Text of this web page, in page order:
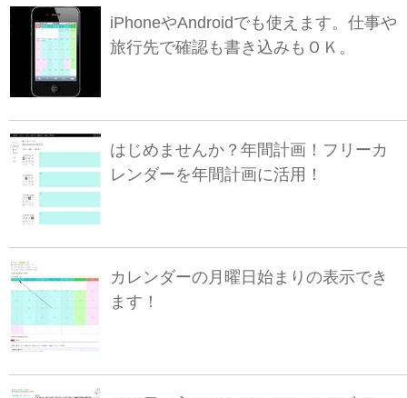
iPhoneやAndroidでも使えます。仕事や
旅行先で確認も書き込みもＯＫ。
はじめませんか？年間計画！フリーカ
レンダーを年間計画に活用！
カレンダーの月曜日始まりの表示でき
ます！